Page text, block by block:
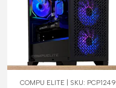
COMPU ELITE | SKU: PCP1249